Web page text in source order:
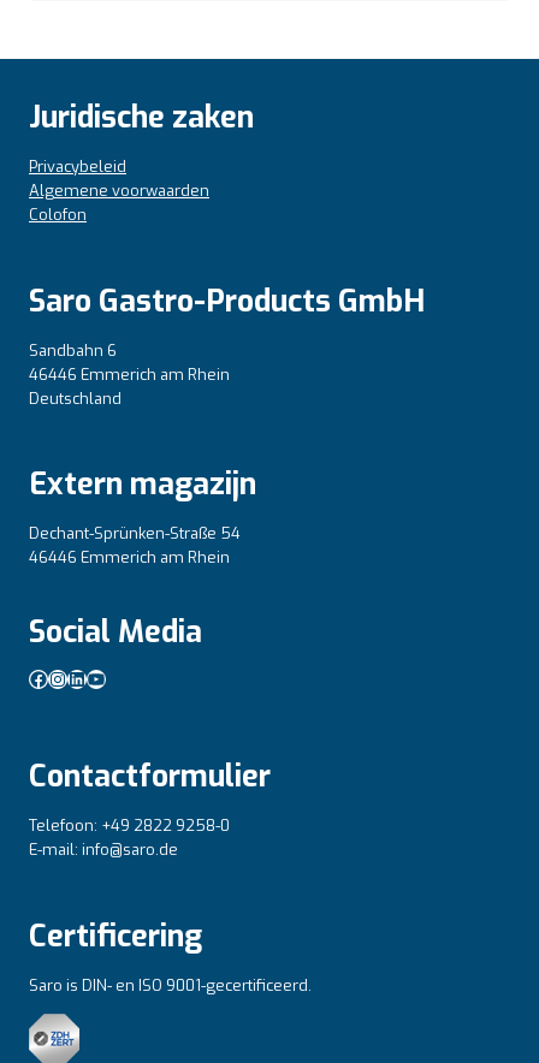
Juridische zaken
Privacybeleid
Algemene voorwaarden
Colofon
Saro Gastro-Products GmbH
Sandbahn 6
46446 Emmerich am Rhein
Deutschland
Extern magazijn
Dechant-Sprünken-Straße 54
46446 Emmerich am Rhein
Social Media
Facebook
Instagram
LinkedIn
YouTube
Contactformulier
Telefoon: +49 2822 9258-0
E-mail: info@saro.de
Certificering
Saro is DIN- en ISO 9001-gecertificeerd.